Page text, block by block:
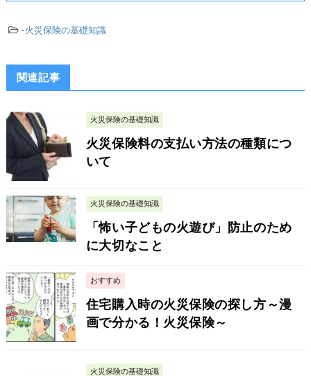
-火災保険の基礎知識
関連記事
火災保険の基礎知識
火災保険料の支払い方法の種類につ
いて
火災保険の基礎知識
「怖い子どもの火遊び」防止のため
に大切なこと
おすすめ
住宅購入時の火災保険の探し方～漫
画で分かる！火災保険～
火災保険の基礎知識